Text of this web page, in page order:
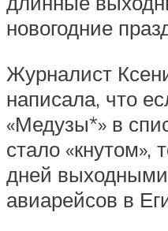
новогодние
Журналист
написала, что
«Медузы*» в
стало «кнутом»,
дней
авиарейсов в